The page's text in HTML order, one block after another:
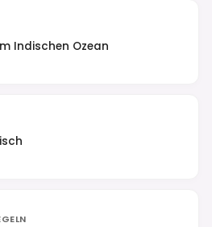
Indischen Ozean